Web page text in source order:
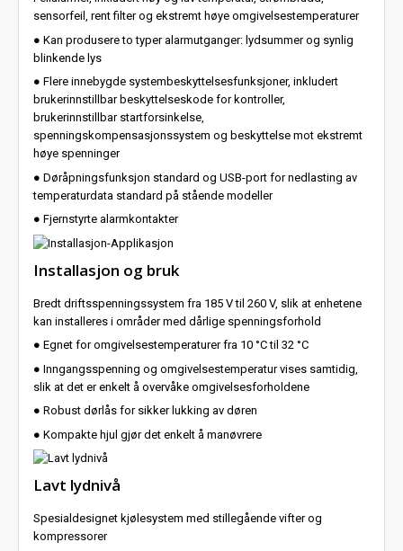
sensorfeil, rent filter og ekstremt høye omgivelsestemperaturer
● Kan produsere to typer alarmutganger: lydsummer og synlig
blinkende lys
● Flere innebygde systembeskyttelsesfunksjoner, inkludert
brukerinnstillbar beskyttelseskode for kontroller,
brukerinnstillbar startforsinkelse,
spenningskompensasjonssystem og beskyttelse mot ekstremt
høye spenninger
● Døråpningsfunksjon standard og USB-port for nedlasting av
temperaturdata standard på stående modeller
● Fjernstyrte alarmkontakter
Installasjon og bruk
Bredt driftsspenningssystem fra 185 V til 260 V, slik at enhetene
kan installeres i områder med dårlige spenningsforhold
● Egnet for omgivelsestemperaturer fra 10 °C til 32 °C
● Inngangsspenning og omgivelsestemperatur vises samtidig,
slik at det er enkelt å overvåke omgivelsesforholdene
● Robust dørlås for sikker lukking av døren
● Kompakte hjul gjør det enkelt å manøvrere
Lavt lydnivå
Spesialdesignet kjølesystem med stillegående vifter og
kompressorer